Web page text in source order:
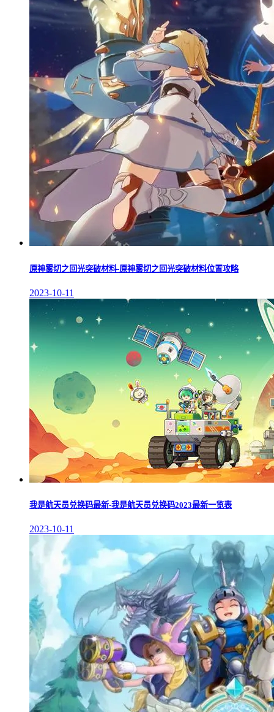
原神雾切之回光突破材料-原神雾切之回光突破材料位置攻略
2023-10-11
我是航天员兑换码最新-我是航天员兑换码2023最新一览表
2023-10-11